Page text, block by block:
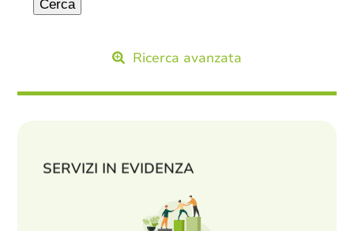
Ricerca avanzata
SERVIZI IN EVIDENZA